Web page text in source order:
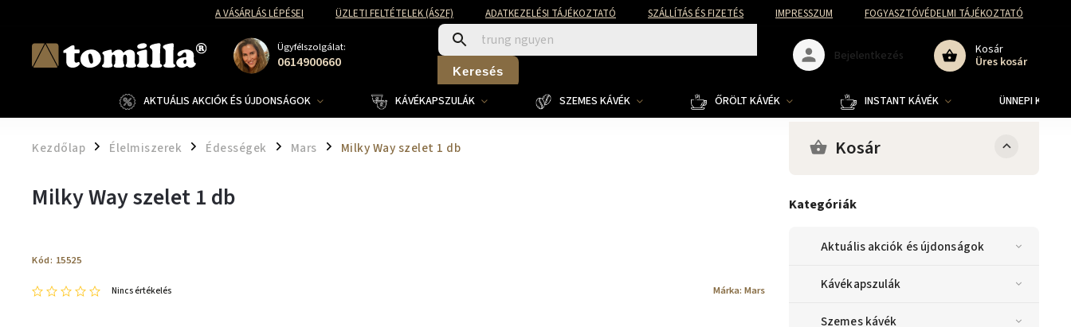
A VÁSÁRLÁS LÉPÉSEI ÜZLETI FELTÉTELEK (ÁSZF) ADATKEZELÉSI TÁJÉKOZTATÓ SZÁLLÍTÁS ÉS FIZETÉS IMPRESSZUM FOGYASZTÓVÉDELMI TÁJÉKOZTATÓ
Ügyfélszolgálat:
0614900660 Keresés
Kosár
Üres kosár
Bejelentkezés
AKTUÁLIS AKCIÓK ÉS ÚJDONSÁGOK KÁVÉKAPSZULÁK SZEMES KÁVÉK ŐRÖLT KÁVÉK INSTANT KÁVÉK ÜNNEPI
Kezdőlap / Élelmiszerek / Édességek / Mars / Milky Way szelet 1 db Kosár
Kategóriák
Aktuális akciók és újdonságok
Kávékapszulák
Szemes kávék
Milky Way szelet 1 db
Kód: 15525
Nincs értékelés Márka: Mars